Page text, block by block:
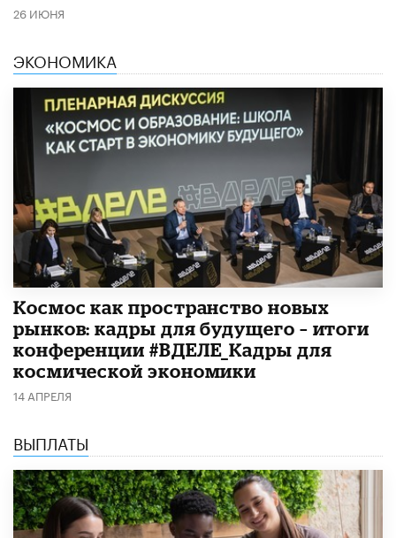
26 ИЮНЯ
ЭКОНОМИКА
Космос как пространство новых
рынков: кадры для будущего – итоги
конференции #ВДЕЛЕ_Кадры для
космической экономики
14 АПРЕЛЯ
ВЫПЛАТЫ